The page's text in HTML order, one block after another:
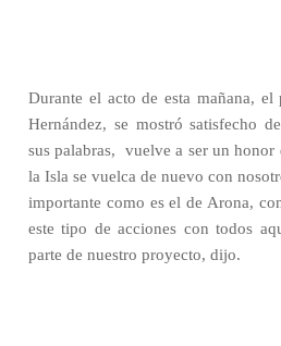
Durante el acto de esta mañana, el
Hernández, se mostró satisfecho
sus palabras,
vuelve a ser un
la Isla se vuelca de nuevo con
importante como es el de Arona,
este tipo de acciones con todos
parte de nuestro proyecto, dijo.